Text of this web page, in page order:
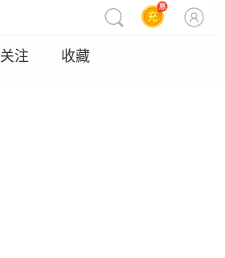
关注 收藏